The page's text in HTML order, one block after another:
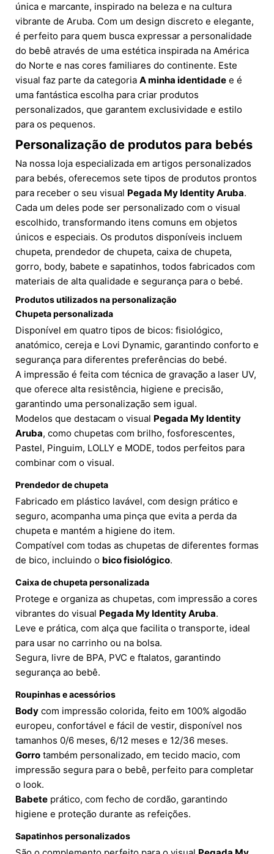
única e marcante, inspirado na beleza e na cultura
vibrante de Aruba. Com um design discreto e elegante,
é perfeito para quem busca expressar a personalidade
do bebê através de uma estética inspirada na América
do Norte e nas cores familiares do continente. Este
visual faz parte da categoria A minha identidade e é
uma fantástica escolha para criar produtos
personalizados, que garantem exclusividade e estilo
para os pequenos.
Personalização de produtos para bebés
Na nossa loja especializada em artigos personalizados
para bebés, oferecemos sete tipos de produtos prontos
para receber o seu visual Pegada My Identity Aruba.
Cada um deles pode ser personalizado com o visual
escolhido, transformando itens comuns em objetos
únicos e especiais. Os produtos disponíveis incluem
chupeta, prendedor de chupeta, caixa de chupeta,
gorro, body, babete e sapatinhos, todos fabricados com
materiais de alta qualidade e segurança para o bebé.
Produtos utilizados na personalização
Chupeta personalizada
Disponível em quatro tipos de bicos: fisiológico,
anatómico, cereja e Lovi Dynamic, garantindo conforto e
segurança para diferentes preferências do bebé.
A impressão é feita com técnica de gravação a laser UV,
que oferece alta resistência, higiene e precisão,
garantindo uma personalização sem igual.
Modelos que destacam o visual Pegada My Identity
Aruba, como chupetas com brilho, fosforescentes,
Pastel, Pinguim, LOLLY e MODE, todos perfeitos para
combinar com o visual.
Prendedor de chupeta
Fabricado em plástico lavável, com design prático e
seguro, acompanha uma pinça que evita a perda da
chupeta e mantém a higiene do item.
Compatível com todas as chupetas de diferentes formas
de bico, incluindo o bico fisiológico.
Caixa de chupeta personalizada
Protege e organiza as chupetas, com impressão a cores
vibrantes do visual Pegada My Identity Aruba.
Leve e prática, com alça que facilita o transporte, ideal
para usar no carrinho ou na bolsa.
Segura, livre de BPA, PVC e ftalatos, garantindo
segurança ao bebê.
Roupinhas e acessórios
Body com impressão colorida, feito em 100% algodão
europeu, confortável e fácil de vestir, disponível nos
tamanhos 0/6 meses, 6/12 meses e 12/36 meses.
Gorro também personalizado, em tecido macio, com
impressão segura para o bebê, perfeito para completar
o look.
Babete prático, com fecho de cordão, garantindo
higiene e proteção durante as refeições.
Sapatinhos personalizados